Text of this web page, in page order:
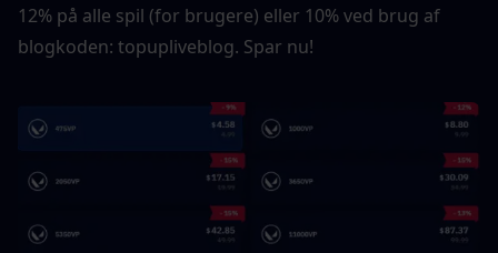
12% på alle spil (for brugere) eller 10% ved brug af
blogkoden: topupliveblog. Spar nu!